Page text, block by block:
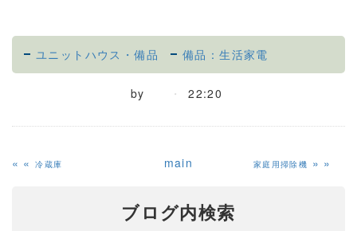
ユニットハウス・備品 備品：生活家電
by 22:20
«冷蔵庫 main 家庭用掃除機 »
ブログ内検索